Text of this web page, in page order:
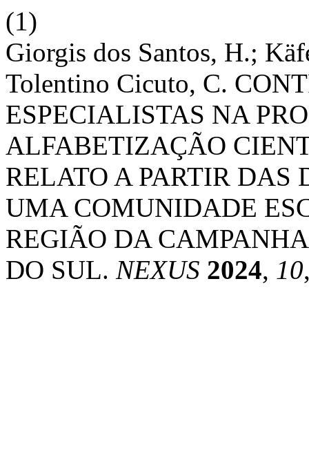
(1)
Giorgis dos Santos, H.;
Tolentino Cicuto, C.
ESPECIALISTAS NA
ALFABETIZAÇÃO
RELATO A PARTIR DAS
UMA COMUNIDADE
REGIÃO DA
DO SUL. NEXUS 2024, 10